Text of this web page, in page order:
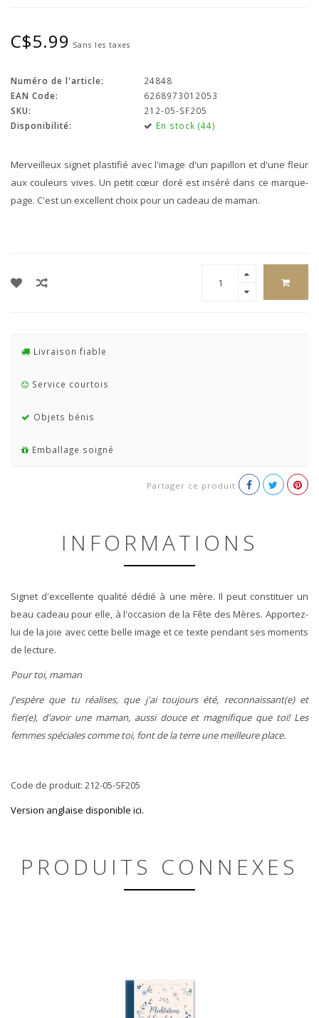
C$5.99 Sans les taxes
Numéro de l'article:
24848
EAN Code:
6268973012053
SKU:
212-05-SF205
Disponibilité:
En stock (44)
Merveilleux signet plastifié avec l'image d'un papillon et d'une fleur
aux couleurs vives. Un petit cœur doré est inséré dans ce marque-
page. C'est un excellent choix pour un cadeau de maman.
Livraison fiable
Service courtois
Objets bénis
Emballage soigné
Partager ce produit
INFORMATIONS
Signet d'excellente qualité dédié à une mère. Il peut constituer un
beau cadeau pour elle, à l'occasion de la Fête des Mères. Apportez-
lui de la joie avec cette belle image et ce texte pendant ses moments
de lecture.
Pour toi, maman
J'espère que tu réalises, que j'ai toujours été, reconnaissant(e) et
fier(e), d'avoir une maman, aussi douce et magnifique que toi! Les
femmes spéciales comme toi, font de la terre une meilleureplace.
Code de produit: 212-05-SF205
Version anglaise disponible ici.
PRODUITS CONNEXES